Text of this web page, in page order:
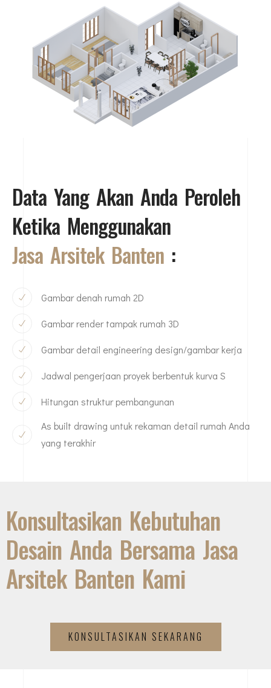
Data Yang Akan Anda Peroleh
Ketika Menggunakan
Jasa Arsitek Banten :
Gambar denah rumah 2D
Gambar render tampak rumah 3D
Gambar detail engineering design/gambar kerja
Jadwal pengerjaan proyek berbentuk kurva S
Hitungan struktur pembangunan
As built drawing untuk rekaman detail rumah Anda
yang terakhir
Konsultasikan Kebutuhan
Desain Anda Bersama Jasa
Arsitek Banten Kami
KONSULTASIKAN SEKARANG